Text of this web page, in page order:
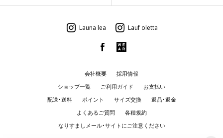
Launa lea Lauf oletta
会社概要
採用情報
ショップ一覧
ご利用ガイド
お支払い
配送・送料
ポイント サイズ交換
返品・返金
よくあるご質問
各種規約
なりすましメール・サイトにご注意ください